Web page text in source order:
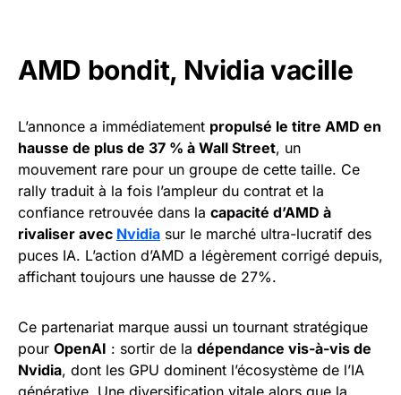
AMD bondit, Nvidia vacille
L’annonce a immédiatement propulsé le titre AMD en
hausse de plus de 37 % à Wall Street, un
mouvement rare pour un groupe de cette taille. Ce
rally traduit à la fois l’ampleur du contrat et la
confiance retrouvée dans la capacité d’AMD à
rivaliser avec Nvidia sur le marché ultra-lucratif des
puces IA. L’action d’AMD a légèrement corrigé depuis,
affichant toujours une hausse de 27%.
Ce partenariat marque aussi un tournant stratégique
pour OpenAI : sortir de la dépendance vis-à-vis de
Nvidia, dont les GPU dominent l’écosystème de l’IA